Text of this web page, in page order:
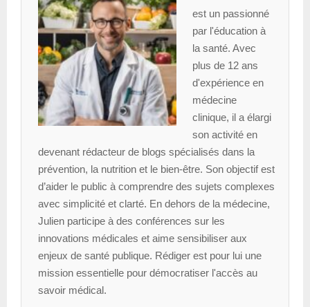
est un passionné
par l'éducation à
la santé. Avec
plus de 12 ans
d'expérience en
médecine
clinique, il a élargi
son activité en
devenant rédacteur de blogs spécialisés dans la
prévention, la nutrition et le bien-être. Son objectif est
d’aider le public à comprendre des sujets complexes
avec simplicité et clarté. En dehors de la médecine,
Julien participe à des conférences sur les
innovations médicales et aime sensibiliser aux
enjeux de santé publique. Rédiger est pour lui une
mission essentielle pour démocratiser l'accès au
savoir médical.